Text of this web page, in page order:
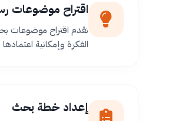
اقتراح موضوعات
نقدم اقتراح موضوعات
الفكرة وإمكانية
إعداد خطة بحث